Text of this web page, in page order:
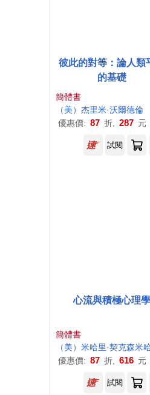
彼此的對等：論人類
的基礎
簡體書
（美）杰里米·沃爾德倫
優惠價: 87 折, 287 元
試閱
心流與積極心理學
簡體書
（美）米哈里·契克森米哈
優惠價: 87 折, 616 元
試閱